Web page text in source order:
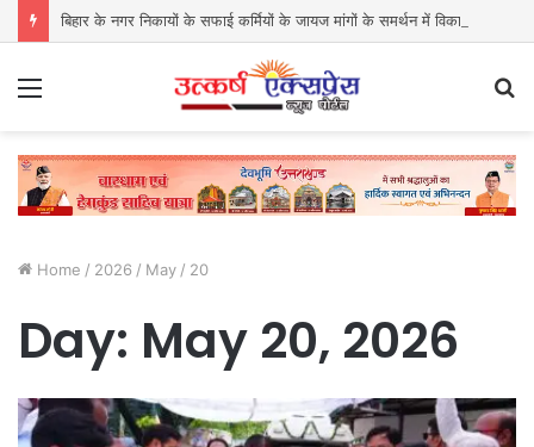
Home / 2026 / May / 20
Day: May 20, 2026